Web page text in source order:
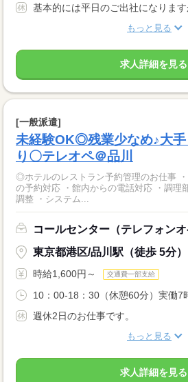
基本的には平日のご出社になります
もっと見る
求人詳細を見る
[一般派遣]
未経験OK◎残業少なめ♪大
り〇テレオペ＠品川
◎ホテルのレストラン予約管理のお仕事 ・個人や団体のお客様から
の予約対応 ・館内からの電話対応 ・調理
調整 ・システム...
コールセンター（テレフォンオ
東京都港区/品川駅（徒歩 5分）
時給1,600円～ 交通費一部支給
10：00-18：30（休憩60分）実働7
週休2日のお仕事です。
もっと見る
求人詳細を見る